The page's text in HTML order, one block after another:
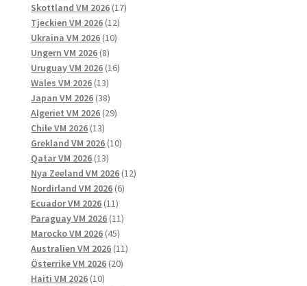
produkter
Skottland VM 2026 1717
Tjeckien VM 2026 1212
Ukraina VM 2026 1010
Ungern VM 2026 88
produkter
Uruguay VM 2026 1616
Wales VM 2026 1313
produkter
Japan VM 2026 3838
produkter
Algeriet VM 2026 2929
Chile VM 2026 1313
produkter
Grekland VM 2026 1010
Qatar VM 2026 1313
produkter
Nya Zeeland VM 2026 1212
Nordirland VM 2026 66
Ecuador VM 2026 1111
produkter
Paraguay VM 2026 1111
Marocko VM 2026 4545
produkter
Australien VM 2026 1111
Österrike VM 2026 2020
Haiti VM 2026 1010